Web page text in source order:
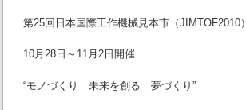
第25回日本国際工作機械見本市（JIMTOF2010）
10月28日～11月2日開催
“モノづくり 未来を創る 夢づくり”